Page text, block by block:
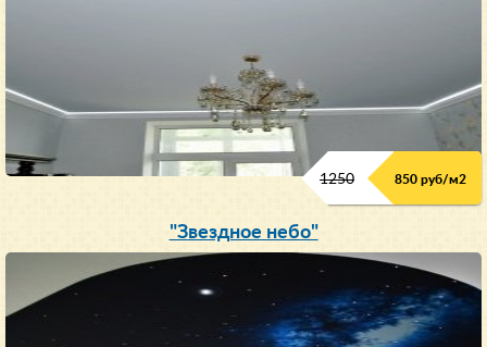
1250 850 руб/м2
"Звездное небо"